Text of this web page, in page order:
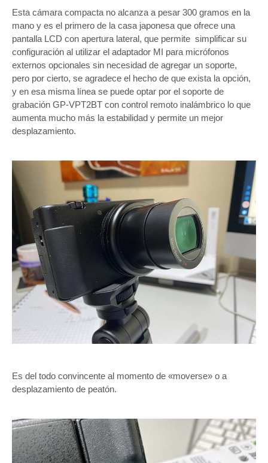
Esta cámara compacta no alcanza a pesar 300 gramos en la
mano y es el primero de la casa japonesa que ofrece una
pantalla LCD con apertura lateral, que permite simplificar su
configuración al utilizar el adaptador MI para micrófonos
externos opcionales sin necesidad de agregar un soporte,
pero por cierto, se agradece el hecho de que exista la opción,
y en esa misma línea se puede optar por el soporte de
grabación GP-VPT2BT con control remoto inalámbrico lo que
aumenta mucho más la estabilidad y permite un mejor
desplazamiento.
Es del todo convincente al momento de «moverse» o a
desplazamiento de peatón.